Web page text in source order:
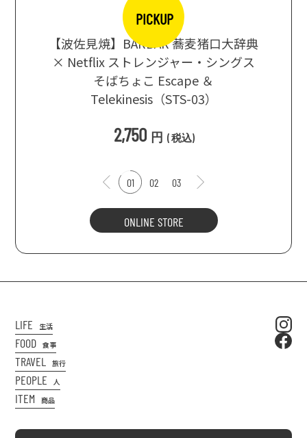
PICKUP
【波佐見焼】BARBAR 蕎麦猪口大辞典
× Netflix ストレンジャー・シングス
そばちょこ Escape ＆
Telekinesis（STS-03）
2,750 円 (税込)
01 02 03
ONLINE STORE
LIFE 生活
FOOD 食事
TRAVEL 旅行
PEOPLE 人
ITEM 商品